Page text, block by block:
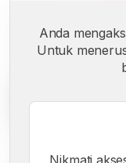
Anda
Untuk